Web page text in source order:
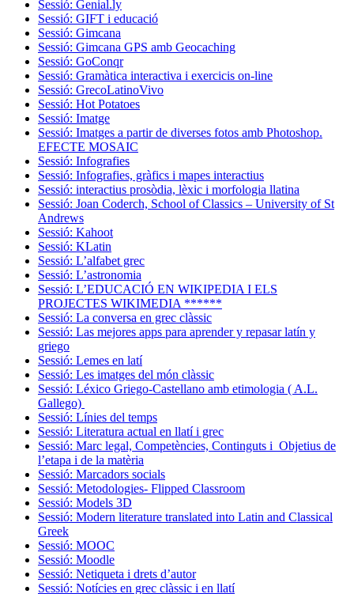
Sessió: Genial.ly
Sessió: GIFT i educació
Sessió: Gimcana
Sessió: Gimcana GPS amb Geocaching
Sessió: GoConqr
Sessió: Gramàtica interactiva i exercicis on-line
Sessió: GrecoLatinoVivo
Sessió: Hot Potatoes
Sessió: Imatge
Sessió: Imatges a partir de diverses fotos amb Photoshop.
EFECTE MOSAIC
Sessió: Infografies
Sessió: Infografies, gràfics i mapes interactius
Sessió: interactius prosòdia, lèxic i morfologia llatina
Sessió: Joan Coderch, School of Classics – University of St
Andrews
Sessió: Kahoot
Sessió: KLatin
Sessió: L’alfabet grec
Sessió: L’astronomia
Sessió: L’EDUCACIÓ EN WIKIPEDIA I ELS
PROJECTES WIKIMEDIA ******
Sessió: La conversa en grec clàssic
Sessió: Las mejores apps para aprender y repasar latín y
griego
Sessió: Lemes en latí
Sessió: Les imatges del món clàssic
Sessió: Léxico Griego-Castellano amb etimologia ( A.L.
Gallego)
Sessió: Línies del temps
Sessió: Literatura actual en llatí i grec
Sessió: Marc legal, Competències, Continguts i Objetius de
l’etapa i de la matèria
Sessió: Marcadors socials
Sessió: Metodologies- Flipped Classroom
Sessió: Models 3D
Sessió: Modern literature translated into Latin and Classical
Greek
Sessió: MOOC
Sessió: Moodle
Sessió: Netiqueta i drets d’autor
Sessió: Notícies en grec clàssic i en llatí